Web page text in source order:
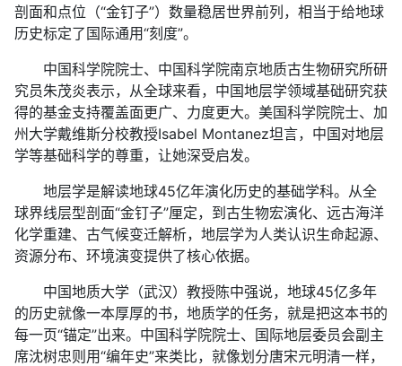
剖面和点位（“金钉子”）数量稳居世界前列，相当于给地球
历史标定了国际通用“刻度”。
中国科学院院士、中国科学院南京地质古生物研究所研
究员朱茂炎表示，从全球来看，中国地层学领域基础研究获
得的基金支持覆盖面更广、力度更大。美国科学院院士、加
州大学戴维斯分校教授Isabel Montanez坦言，中国对地层
学等基础科学的尊重，让她深受启发。
地层学是解读地球45亿年演化历史的基础学科。从全
球界线层型剖面“金钉子”厘定，到古生物宏演化、远古海洋
化学重建、古气候变迁解析，地层学为人类认识生命起源、
资源分布、环境演变提供了核心依据。
中国地质大学（武汉）教授陈中强说，地球45亿多年
的历史就像一本厚厚的书，地质学的任务，就是把这本书的
每一页“锚定”出来。中国科学院院士、国际地层委员会副主
席沈树忠则用“编年史”来类比，就像划分唐宋元明清一样，